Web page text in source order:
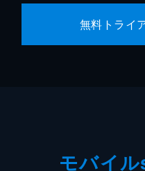
無料トライ
モバイ